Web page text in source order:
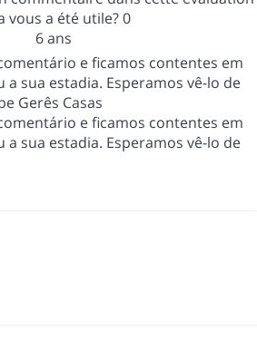
vous a été utile?0
6 ans
e ficamos contentes em
sua estadia. Esperamos vê-lo de
Gerês Casas
e ficamos contentes em
sua estadia. Esperamos vê-lo de